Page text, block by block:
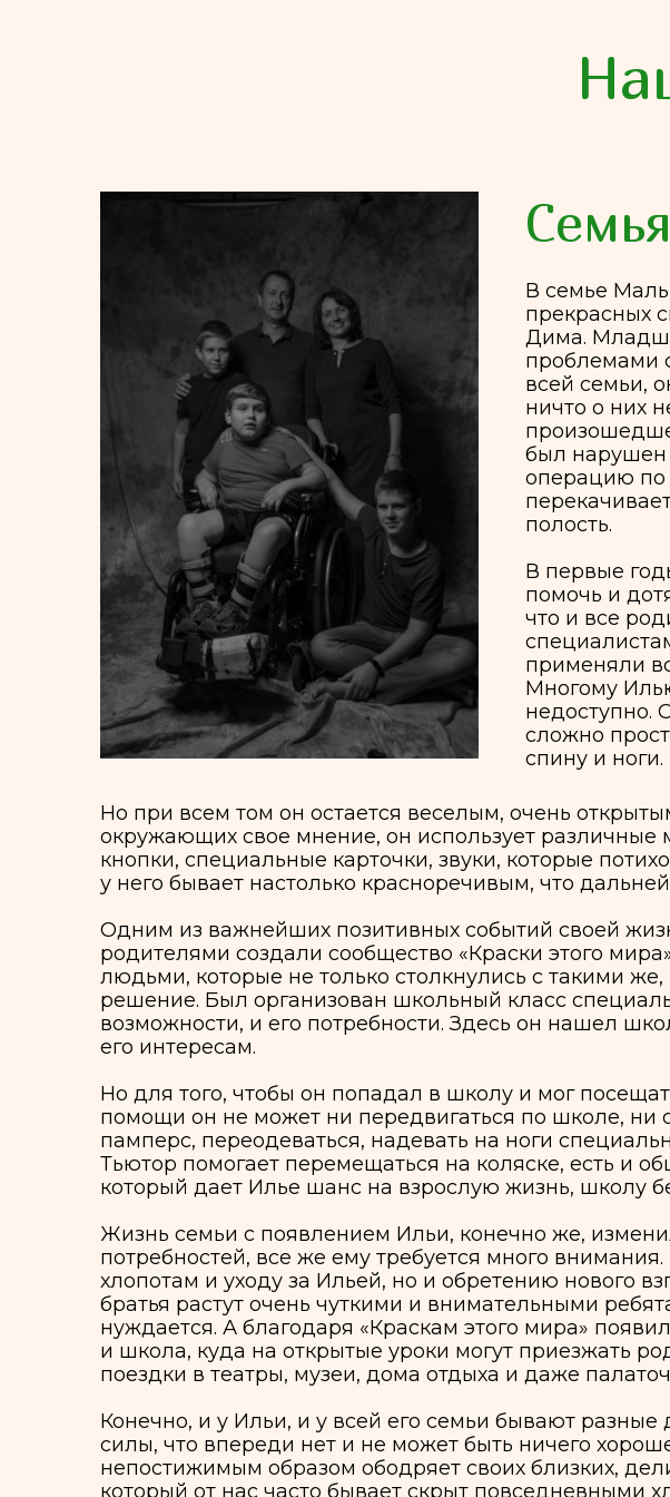
прекрасных сына:
Дима. Младшие
проблемами со
всей семьи, они со
ничто о них не
произошедшего при
был нарушен и
операцию по
перекачивает
полость.
В первые годы
помочь и дотянуть
специалистами, к
применяли все
Многому Илью
недоступно. Он не
сложно просто
спину и ноги.
Но при всем том он остается веселым, очень открытым и
окружающих свое мнение, он использует различные
кнопки, специальные карточки, звуки, которые потихоньку
Одним из важнейших позитивных событий своей жизни вся
родителями создали сообщество «Краски этого мира».
людьми, которые не только столкнулись с такими же, как у
решение. Был организован школьный класс специально для
его интересам.
Но для того, чтобы он попадал в школу и мог посещать
помощи он не может ни передвигаться по школе, ни
памперс, переодеваться, надевать на ноги специальные
Тьютор помогает перемещаться на коляске, есть и
который дает Илье шанс на взрослую жизнь, школу без
Жизнь семьи с появлением Ильи, конечно же, изменилась:
потребностей, все же ему требуется много внимания. Но
хлопотам и уходу за Ильей, но и обретению нового
братья растут очень чуткими и внимательными ребятами,
нуждается. А благодаря «Краскам этого мира» появилось
поездки в театры, музеи, дома отдыха и даже палаточную
Конечно, и у Ильи, и у всей его семьи бывают разные дни —
силы, что впереди нет и не может быть ничего хорошего. В
непостижимым образом ободряет своих близких, делится
который от нас часто бывает скрыт повседневными
ни с чем не сравнимой радостью.
Cемья